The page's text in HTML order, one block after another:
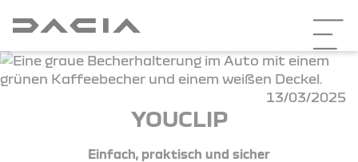
13/03/2025
YOUCLIP
Einfach, praktisch und sicher